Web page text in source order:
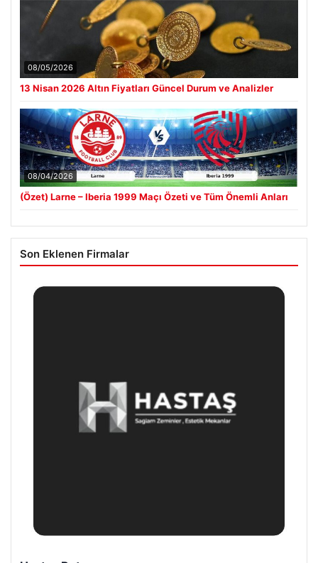
08/05/2026
13 Nisan 2026 Altın Fiyatları Güncel Durum ve Analizler
08/04/2026
(Özet) Larne – Iberia 1999 Maçı Özeti ve Tüm Önemli Anları
Son Eklenen Firmalar